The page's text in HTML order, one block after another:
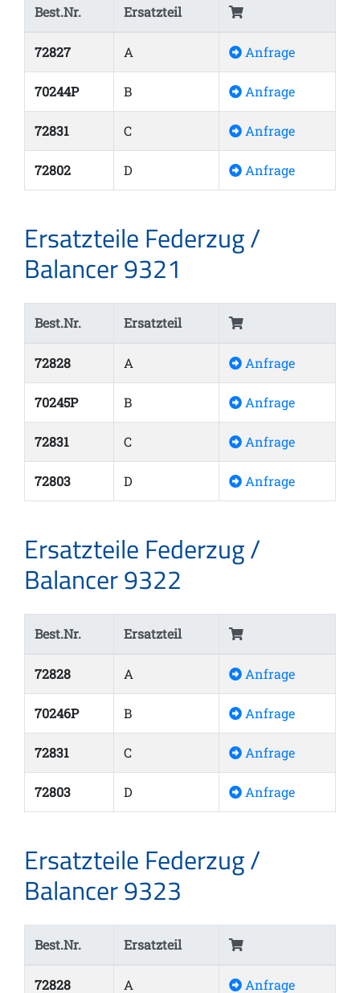
Best.Nr. Ersatzteil
72827 A Anfrage
70244P B Anfrage
72831 C Anfrage
72802 D Anfrage
Ersatzteile Federzug /
Balancer 9321
Best.Nr. Ersatzteil
72828 A Anfrage
70245P B Anfrage
72831 C Anfrage
72803 D Anfrage
Ersatzteile Federzug /
Balancer 9322
Best.Nr. Ersatzteil
72828 A Anfrage
70246P B Anfrage
72831 C Anfrage
72803 D Anfrage
Ersatzteile Federzug /
Balancer 9323
Best.Nr. Ersatzteil
72828 A Anfrage